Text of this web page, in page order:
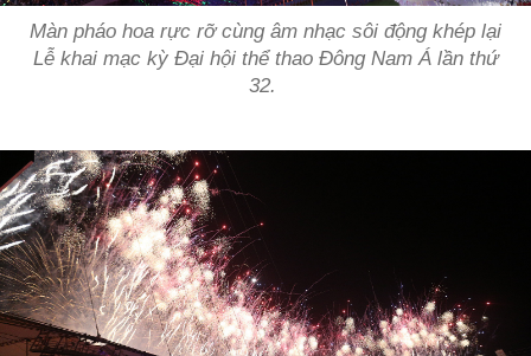
Màn pháo hoa rực rỡ cùng âm nhạc sôi động khép lại
Lễ khai mạc kỳ Đại hội thể thao Đông Nam Á lần thứ
32.